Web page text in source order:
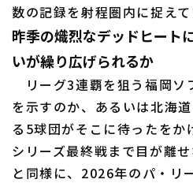
数の記録を射程圏内に捉えて
昨季の熾烈なデッドヒート
いが繰り広げられるか
リーグ3連覇を狙う福岡ソ
を示すのか、あるいは北海
る5球団がそこに待ったをか
シリーズ最終戦まで目が離
と同様に、2026年のパ・リ